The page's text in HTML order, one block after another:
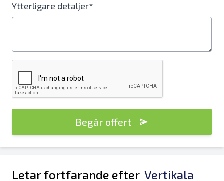
Ytterligare detaljer*
Begär offert
Letar fortfarande efter Vertikala